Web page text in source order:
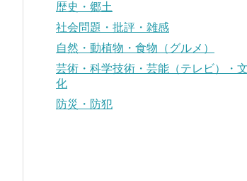
歴史・郷土
社会問題・批評・雑感
自然・動植物・食物（グルメ）
芸術・科学技術・芸能（テレビ）・文
化
防災・防犯